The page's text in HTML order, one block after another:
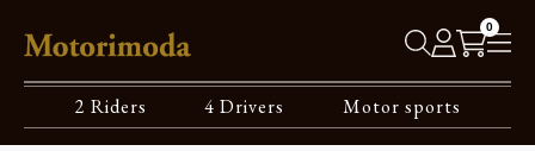
0
2 Riders 4 Drivers Motor sports